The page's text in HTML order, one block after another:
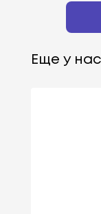
Еще у